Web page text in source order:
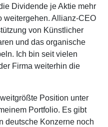
Dividende je Aktie mehr
weitergehen. Allianz-CEO
von Künstlicher
und das organische
Ich bin seit vielen
Firma weiterhin die
Position unter
Portfolio. Es gibt
deutsche Konzerne noch